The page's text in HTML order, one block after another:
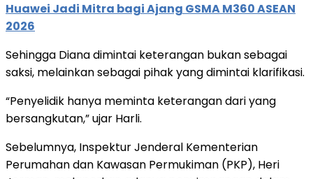
Huawei Jadi Mitra bagi Ajang GSMA M360 ASEAN
2026
Sehingga Diana dimintai keterangan bukan sebagai
saksi, melainkan sebagai pihak yang dimintai klarifikasi.
“Penyelidik hanya meminta keterangan dari yang
bersangkutan,” ujar Harli.
Sebelumnya, Inspektur Jenderal Kementerian
Perumahan dan Kawasan Permukiman (PKP), Heri